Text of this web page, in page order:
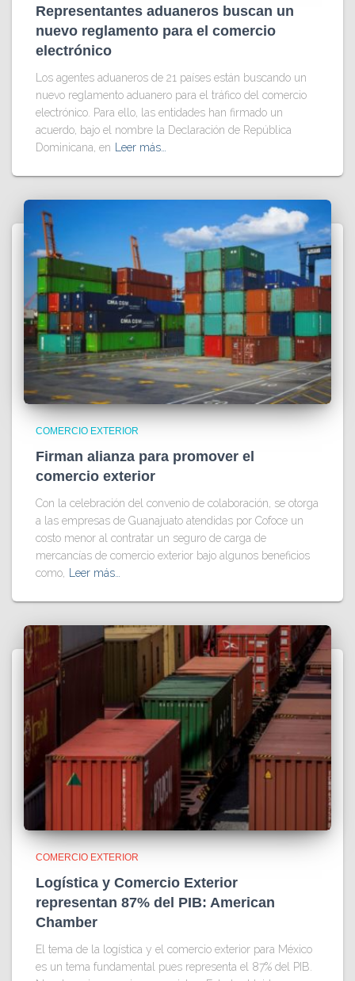
Representantes aduaneros buscan un
nuevo reglamento para el comercio
electrónico
Los agentes aduaneros de 21 países están buscando un
nuevo reglamento aduanero para el tráfico del comercio
electrónico. Para ello, las entidades han firmado un
acuerdo, bajo el nombre la Declaración de República
Dominicana, en
Leer más…
COMERCIO EXTERIOR
Firman alianza para promover el
comercio exterior
Con la celebración del convenio de colaboración, se otorga
a las empresas de Guanajuato atendidas por Cofoce un
costo menor al contratar un seguro de carga de
mercancías de comercio exterior bajo algunos beneficios
como, Leer más…
COMERCIO EXTERIOR
Logística y Comercio Exterior
representan 87% del PIB: American
Chamber
El tema de la logística y el comercio exterior para México
es un tema fundamental pues representa el 87% del PIB.